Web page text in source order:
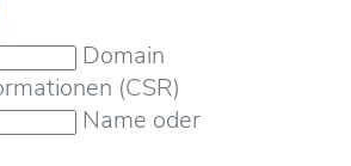
Domain
(CSR)
Name oder